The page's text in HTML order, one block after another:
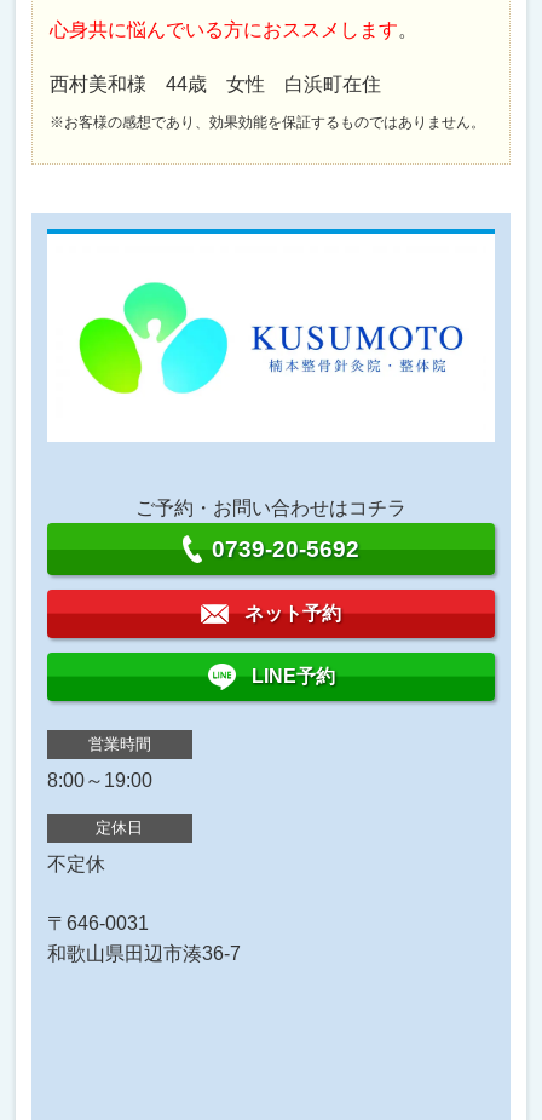
心身共に悩んでいる方におススメします。
西村美和様 44歳 女性 白浜町在住
※お客様の感想であり、効果効能を保証するものではありません。
ご予約・お問い合わせはコチラ
0739-20-5692
ネット予約
LINE予約
営業時間
8:00～19:00
定休日
不定休
〒646-0031
和歌山県田辺市湊36-7